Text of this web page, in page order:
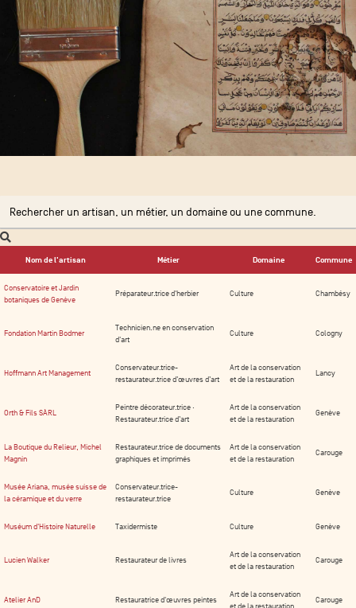
Nom de l'artisan Métier Domaine Commune
Conservatoire et Jardin
botaniques de Genève
Préparateur.trice d'herbier Culture Chambésy
Fondation Martin Bodmer
Technicien.ne en conservation
d'art
Culture Cologny
Hoffmann Art Management
Conservateur.trice-
restaurateur.trice d’œuvres d’art
Art de la conservation
et de la restauration
Lancy
Orth & Fils SÀRL
Peintre décorateur.trice ·
Restaurateur.trice d’art
Art de la conservation
et de la restauration
Genève
La Boutique du Relieur, Michel
Magnin
Restaurateur.trice de documents
graphiques et imprimés
Art de la conservation
et de la restauration
Carouge
Musée Ariana, musée suisse de
la céramique et du verre
Conservateur.trice-
restaurateur.trice
Culture Genève
Muséum d'Histoire Naturelle Taxidermiste Culture Genève
Lucien Walker Restaurateur de livres
Art de la conservation
et de la restauration
Carouge
Atelier AnD Restauratrice d'œuvres peintes
Art de la conservation
Carouge